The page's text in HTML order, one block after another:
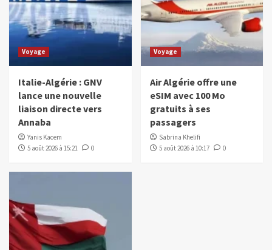
Voyage
Italie-Algérie : GNV
lance une nouvelle
liaison directe vers
Annaba
Yanis Kacem
5 août 2026 à 15:21
0
Voyage
Air Algérie offre une
eSIM avec 100 Mo
gratuits à ses
passagers
Sabrina Khelifi
5 août 2026 à 10:17
0